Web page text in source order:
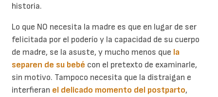
historia.
Lo que NO necesita la madre es que en lugar de ser
felicitada por el poderío y la capacidad de su cuerpo
de madre, se la asuste, y mucho menos que la
separen de su bebé con el pretexto de examinarle,
sin motivo. Tampoco necesita que la distraigan e
interfieran el delicado momento del postparto,